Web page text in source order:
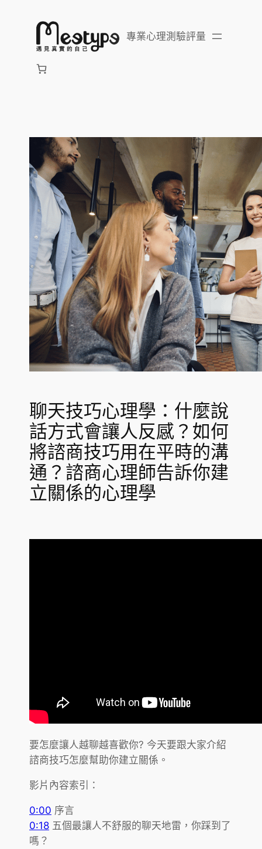
專業心理測驗評量
聊天技巧心理學：什麼說
話方式會讓人反感？如何
將諮商技巧用在平時的溝
通？諮商心理師告訴你建
立關係的心理學
要怎麼讓人越聊越喜歡你? 今天要跟大家介紹
諮商技巧怎麼幫助你建立關係。
影片內容索引：
0:00 序言
0:18 五個最讓人不舒服的聊天地雷，你踩到了
嗎？